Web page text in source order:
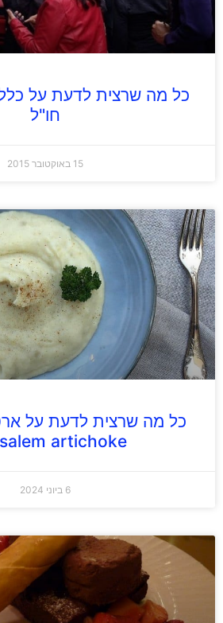
כל מה שרצית לדעת על
חו"ל
15 באוקטובר 2015
כל מה שרצית לדעת על
artichoke
6 ביוני 2024